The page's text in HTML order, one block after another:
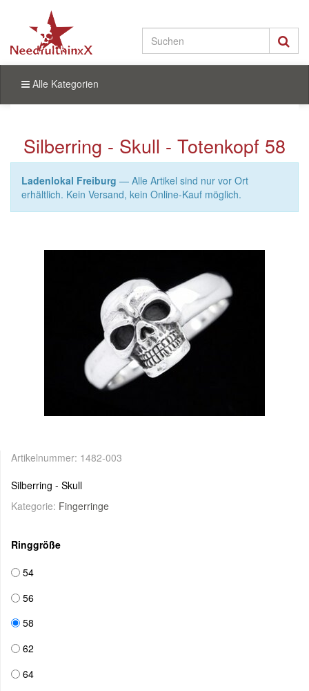
Alle Kategorien
Silberring - Skull - Totenkopf 58
Ladenlokal Freiburg — Alle Artikel sind nur vor Ort
erhältlich. Kein Versand, kein Online-Kauf möglich.
Artikelnummer: 1482-003
Silberring - Skull
Kategorie: Fingerringe
Ringgröße
54
56
58
62
64